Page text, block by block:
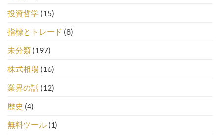
投資哲学 (15)
指標とトレード (8)
未分類 (197)
株式相場 (16)
業界の話 (12)
歴史 (4)
無料ツール (1)